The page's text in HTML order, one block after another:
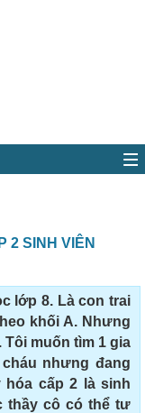
2 SINH VIÊN
lớp 8. Là con trai
khối A. Nhưng
Tôi muốn tìm 1 gia
nhưng đang
hóa cấp 2 là sinh
thầy cô có thể tư